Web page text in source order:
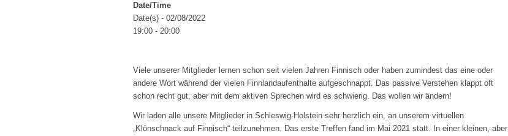
Date/Time
Date(s) - 02/08/2022
19:00 - 20:00
Viele unserer Mitglieder lernen schon seit vielen Jahren Finnisch oder haben zumindest das eine oder
andere Wort während der vielen Finnlandaufenthalte aufgeschnappt. Das passive Verstehen klappt oft
schon recht gut, aber mit dem aktiven Sprechen wird es schwierig. Das wollen wir ändern!
Wir laden alle unsere Mitglieder in Schleswig-Holstein sehr herzlich ein, an unserem virtuellen
„Klönschnack auf Finnisch“ teilzunehmen. Das erste Treffen fand im Mai 2021 statt. In einer kleinen, aber